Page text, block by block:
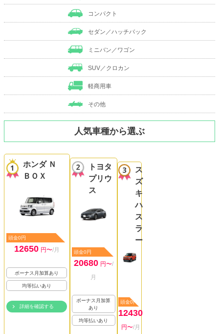
コンパクト
セダン／ハッチバック
ミニバン／ワゴン
SUV／クロカン
軽商用車
その他
人気車種から選ぶ
ホンダ Ｎ
ＢＯＸ
頭金0円
12650 円〜/月
ボーナス月加算あり
均等払いあり
詳細を確認する
トヨタ
プリウ
ス
頭金0円
20680 円〜/
月
ボーナス月加算
あり
均等払いあり
ス
ズ
キ
ハ
ス
ラ
ー
頭金0円
12430
円〜/月